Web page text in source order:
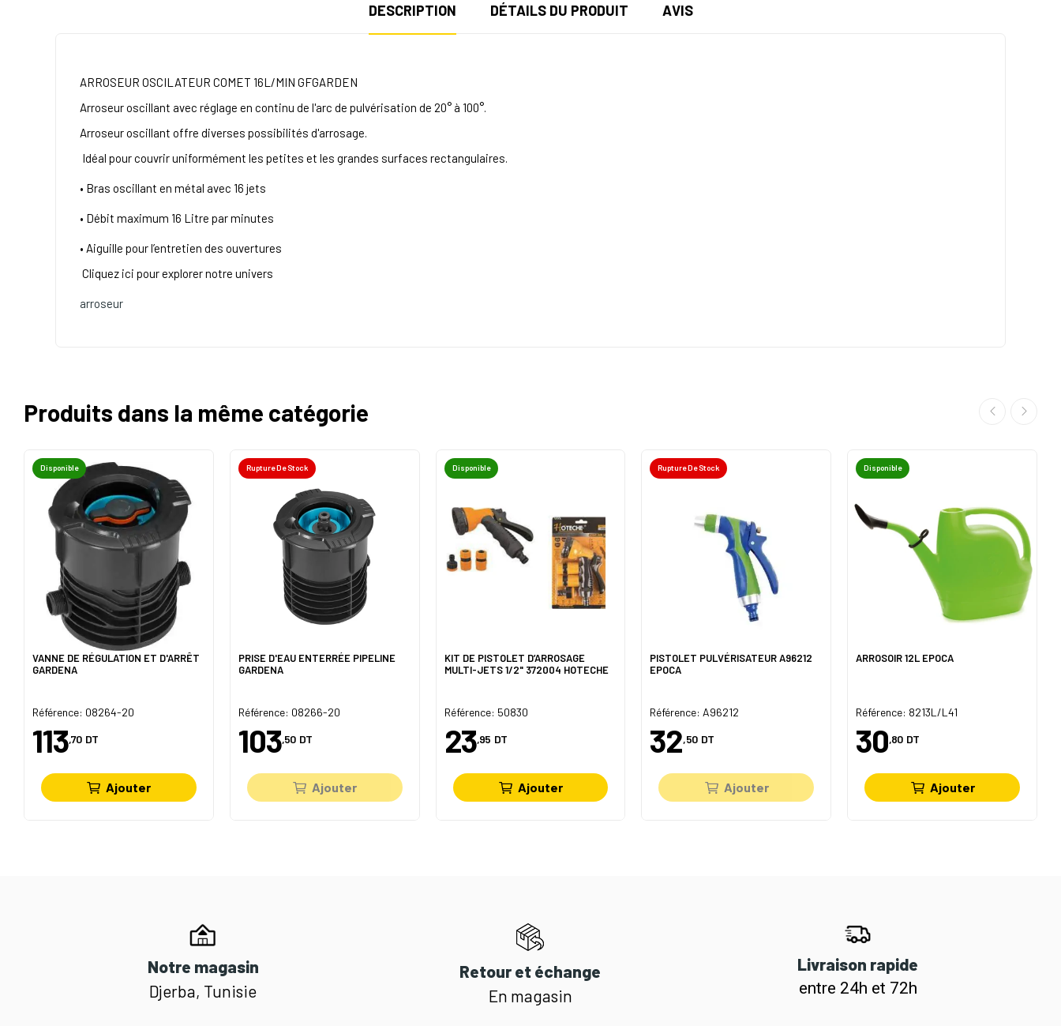
DESCRIPTION DÉTAILS DU PRODUIT AVIS
ARROSEUR OSCILATEUR COMET 16L/MIN GFGARDEN
Arroseur oscillant avec réglage en continu de l'arc de pulvérisation de 20° à 100°.
Arroseur oscillant offre diverses possibilités d'arrosage.
Idéal pour couvrir uniformément les petites et les grandes surfaces rectangulaires.
• Bras oscillant en métal avec 16 jets
• Débit maximum 16 Litre par minutes
• Aiguille pour l’entretien des ouvertures
Cliquez ici pour explorer notre univers
arroseur
Produits dans la même catégorie
Disponible
VANNE DE RÉGULATION ET D'ARRÊT
GARDENA
Référence: 08264-20
113,70 DT
Ajouter
Rupture De Stock
PRISE D'EAU ENTERRÉE PIPELINE
GARDENA
Référence: 08266-20
103,50 DT
Ajouter
Disponible
KIT DE PISTOLET D’ARROSAGE
MULTI-JETS 1/2" 372004 HOTECHE
Référence: 50830
23,95 DT
Ajouter
Rupture De Stock
PISTOLET PULVÉRISATEUR A96212
EPOCA
Référence: A96212
32,50 DT
Ajouter
Disponible
ARROSOIR 12L EPOCA
Référence: 8213L/L41
30,80 DT
Ajouter
Notre magasin
Djerba, Tunisie
Retour et échange
En magasin
Livraison rapide
entre 24h et 72h